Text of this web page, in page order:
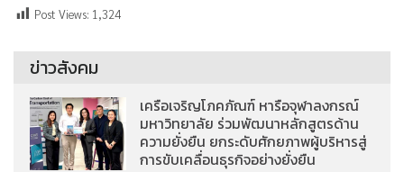
Post Views: 1,324
ข่าวสังคม
เครือเจริญโภคภัณฑ์ หารือจุฬาลงกรณ์
มหาวิทยาลัย ร่วมพัฒนาหลักสูตรด้าน
ความยั่งยืน ยกระดับศักยภาพผู้บริหารสู่
การขับเคลื่อนธุรกิจอย่างยั่งยืน